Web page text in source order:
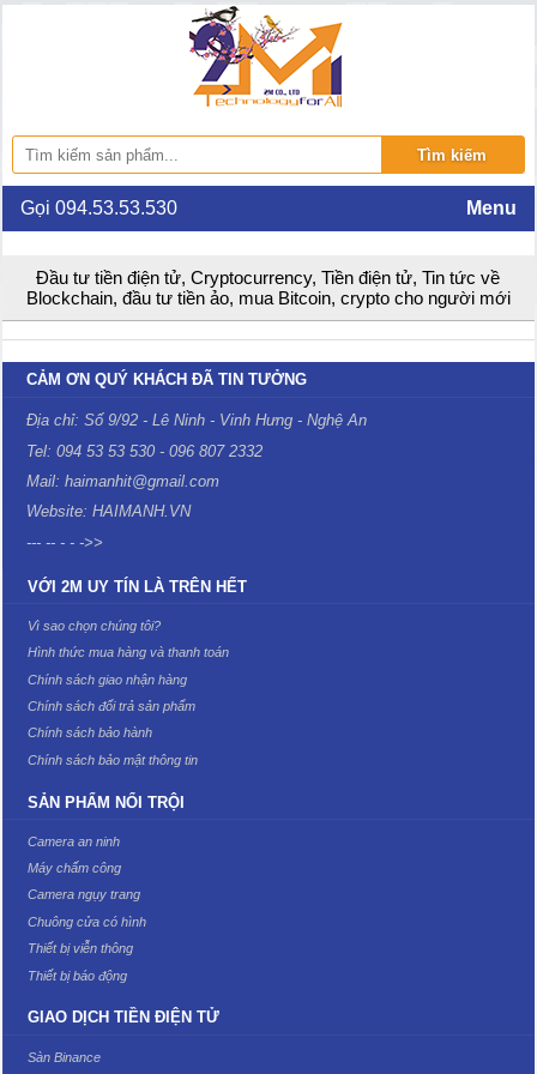
Gọi 094.53.53.530 Menu
Đầu tư tiền điện tử, Cryptocurrency, Tiền điện tử, Tin tức về
Blockchain, đầu tư tiền ảo, mua Bitcoin, crypto cho người mới
CẢM ƠN QUÝ KHÁCH ĐÃ TIN TƯỞNG
Địa chỉ: Số 9/92 - Lê Ninh - Vinh Hưng - Nghệ An
Tel: 094 53 53 530 - 096 807 2332
Mail: haimanhit@gmail.com
Website: HAIMANH.VN
--- -- - - ->>
VỚI 2M UY TÍN LÀ TRÊN HẾT
Vì sao chọn chúng tôi?
Hình thức mua hàng và thanh toán
Chính sách giao nhận hàng
Chính sách đổi trả sản phẩm
Chính sách bảo hành
Chính sách bảo mật thông tin
SẢN PHẨM NỔI TRỘI
Camera an ninh
Máy chấm công
Camera ngụy trang
Chuông cửa có hình
Thiết bị viễn thông
Thiết bị báo động
GIAO DỊCH TIỀN ĐIỆN TỬ
Sàn Binance